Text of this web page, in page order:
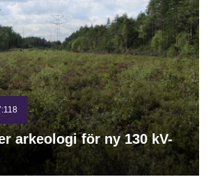
arkeologi för ny 130 kV-